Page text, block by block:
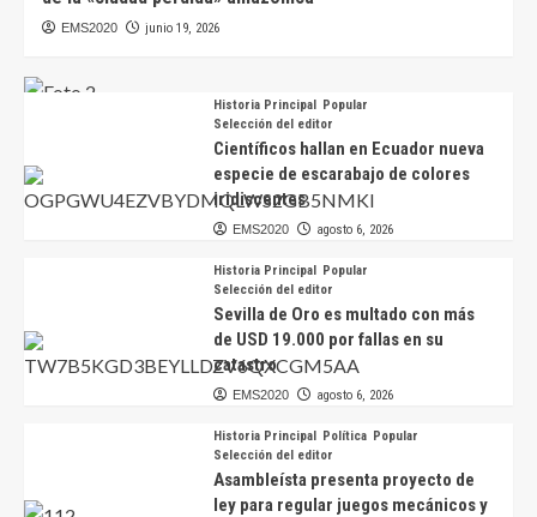
EMS2020 junio 19, 2026
la reelección en 2027
Historia Principal Popular
Selección del editor
Científicos hallan en Ecuador nueva
especie de escarabajo de colores
iridiscentes
EMS2020 agosto 6, 2026
Historia Principal Popular
Selección del editor
Sevilla de Oro es multado con más
de USD 19.000 por fallas en su
catastro
EMS2020 agosto 6, 2026
Historia Principal Política Popular
Selección del editor
Asambleísta presenta proyecto de
ley para regular juegos mecánicos y